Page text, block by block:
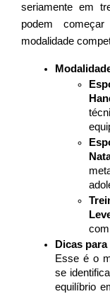
seriamente em
podem
modalidade
Dicas
Esse é o
se
equilíbrio